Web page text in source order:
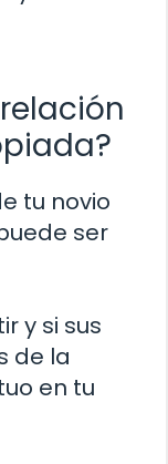
tu novio
ser
y si sus
de la
en tu